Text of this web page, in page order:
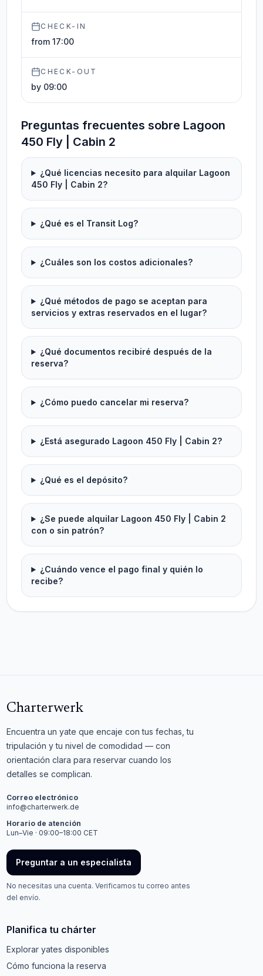
CHECK-IN
from 17:00
CHECK-OUT
by 09:00
Preguntas frecuentes sobre Lagoon
450 Fly | Cabin 2
¿Qué licencias necesito para alquilar Lagoon
450 Fly | Cabin 2?
¿Qué es el Transit Log?
¿Cuáles son los costos adicionales?
¿Qué métodos de pago se aceptan para
servicios y extras reservados en el lugar?
¿Qué documentos recibiré después de la
reserva?
¿Cómo puedo cancelar mi reserva?
¿Está asegurado Lagoon 450 Fly | Cabin 2?
¿Qué es el depósito?
¿Se puede alquilar Lagoon 450 Fly | Cabin 2
con o sin patrón?
¿Cuándo vence el pago final y quién lo
recibe?
Charterwerk
Encuentra un yate que encaje con tus fechas, tu
tripulación y tu nivel de comodidad — con
orientación clara para reservar cuando los
detalles se complican.
Correo electrónico
info@charterwerk.de
Horario de atención
Lun–Vie · 09:00–18:00 CET
Preguntar a un especialista
No necesitas una cuenta. Verificamos tu correo antes
del envío.
Planifica tu chárter
Explorar yates disponibles
Cómo funciona la reserva